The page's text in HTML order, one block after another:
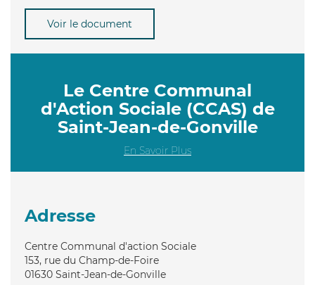
Voir le document
Le Centre Communal
d'Action Sociale (CCAS) de
Saint-Jean-de-Gonville
En Savoir Plus
Adresse
Centre Communal d'action Sociale
153, rue du Champ-de-Foire
01630 Saint-Jean-de-Gonville